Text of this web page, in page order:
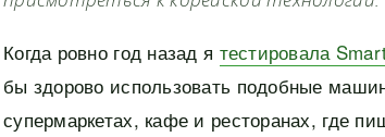
Когда ровно год назад я тестировала
бы здорово использовать подобные
супермаркетах, кафе и ресторанах, где